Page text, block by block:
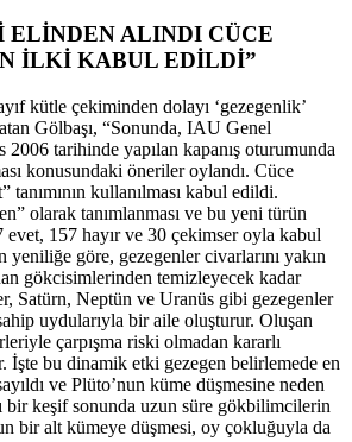
ELİNDEN ALINDI CÜCE
İLKİ KABUL EDİLDİ”
kütle çekiminden dolayı ‘gezegenlik’
Gölbaşı, “Sonunda, IAU Genel
tarihinde yapılan kapanış oturumunda
konusundaki öneriler oylandı. Cüce
tanımının kullanılması kabul edildi.
olarak tanımlanması ve bu yeni türün
evet, 157 hayır ve 30 çekimser oyla kabul
yeniliğe göre, gezegenler civarlarını yakın
gökcisimlerinden temizleyecek kadar
Satürn, Neptün ve Uranüs gibi gezegenler
uydularıyla bir aile oluşturur. Oluşan
çarpışma riski olmadan kararlı
İşte bu dinamik etki gezegen belirlemede en
ve Plüto’nun küme düşmesine neden
bir keşif sonunda uzun süre gökbilimcilerin
bir alt kümeye düşmesi, oy çokluğuyla da